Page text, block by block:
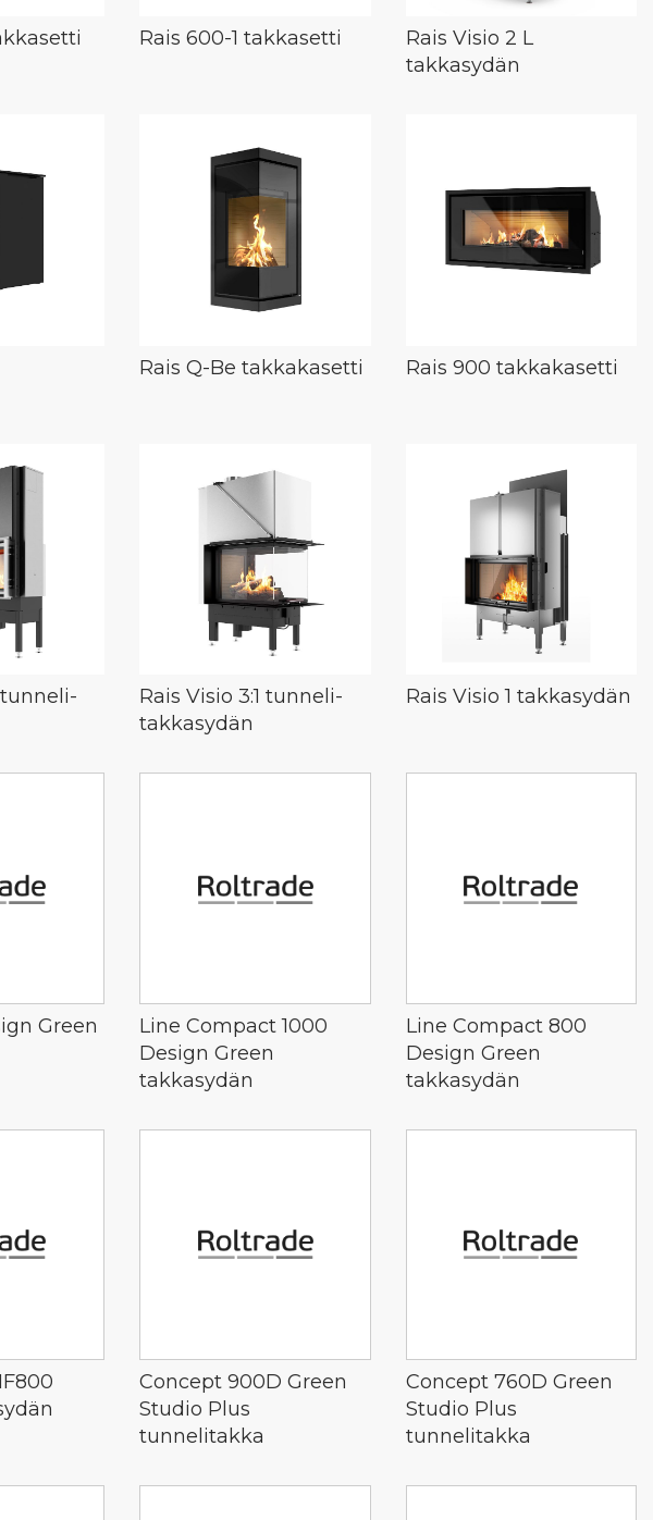
Rais 600-1 takkasetti
Rais Visio 2 L
takkasydän
Rais Q-Be takkakasetti Rais 900 takkakasetti
tunneli-
Rais Visio 3:1 tunneli-
takkasydän
Rais Visio 1 takkasydän
Green
Line Compact 1000
Design Green
takkasydän
Line Compact 800
Design Green
takkasydän
Concept 900D Green
Studio Plus
tunnelitakka
Concept 760D Green
Studio Plus
tunnelitakka